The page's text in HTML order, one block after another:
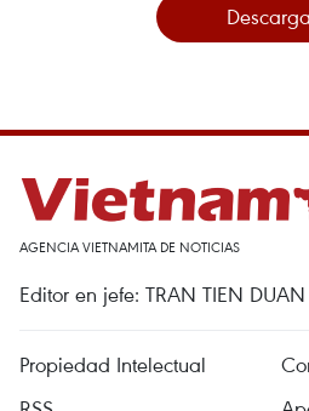
AGENCIA VIETNAMITA DE NOTICIAS
Editor en jefe: TRAN TIEN DUAN
Propiedad Intelectual